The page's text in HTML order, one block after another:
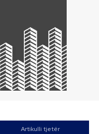
Artikulli tjetër